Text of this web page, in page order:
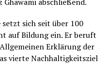
sich seit über 100
auf Bildung ein. Er beruft
Erklärung der
vierte Nachhaltigkeitsziel